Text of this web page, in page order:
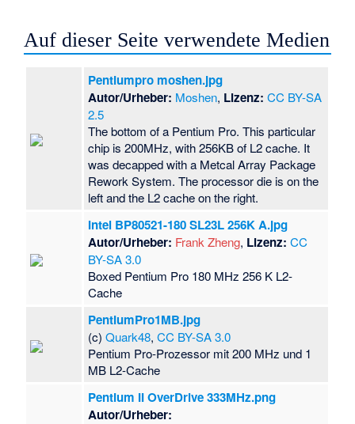
Auf dieser Seite verwendete Medien
Pentiumpro moshen.jpg
Autor/Urheber: Moshen, Lizenz: CC BY-SA
2.5
The bottom of a Pentium Pro. This particular
chip is 200MHz, with 256KB of L2 cache. It
was decapped with a Metcal Array Package
Rework System. The processor die is on the
left and the L2 cache on the right.
Intel BP80521-180 SL23L 256K A.jpg
Autor/Urheber: Frank Zheng, Lizenz: CC
BY-SA 3.0
Boxed Pentium Pro 180 MHz 256 K L2-
Cache
PentiumPro1MB.jpg
(c)Quark48,CC BY-SA 3.0
Pentium Pro-Prozessor mit 200 MHz und 1
MB L2-Cache
Pentium II OverDrive 333MHz.png
Autor/Urheber: